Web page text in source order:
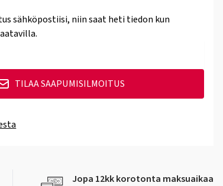
sähköpostiisi, niin saat heti tiedon kun
TILAA SAAPUMISILMOITUS
Jopa 12kk korotonta maksuaikaa